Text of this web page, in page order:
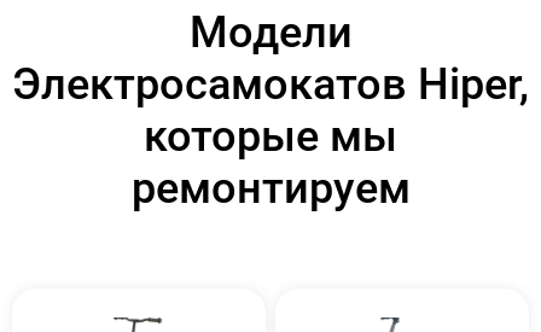
Модели
Электросамокатов Hiper,
которые мы
ремонтируем